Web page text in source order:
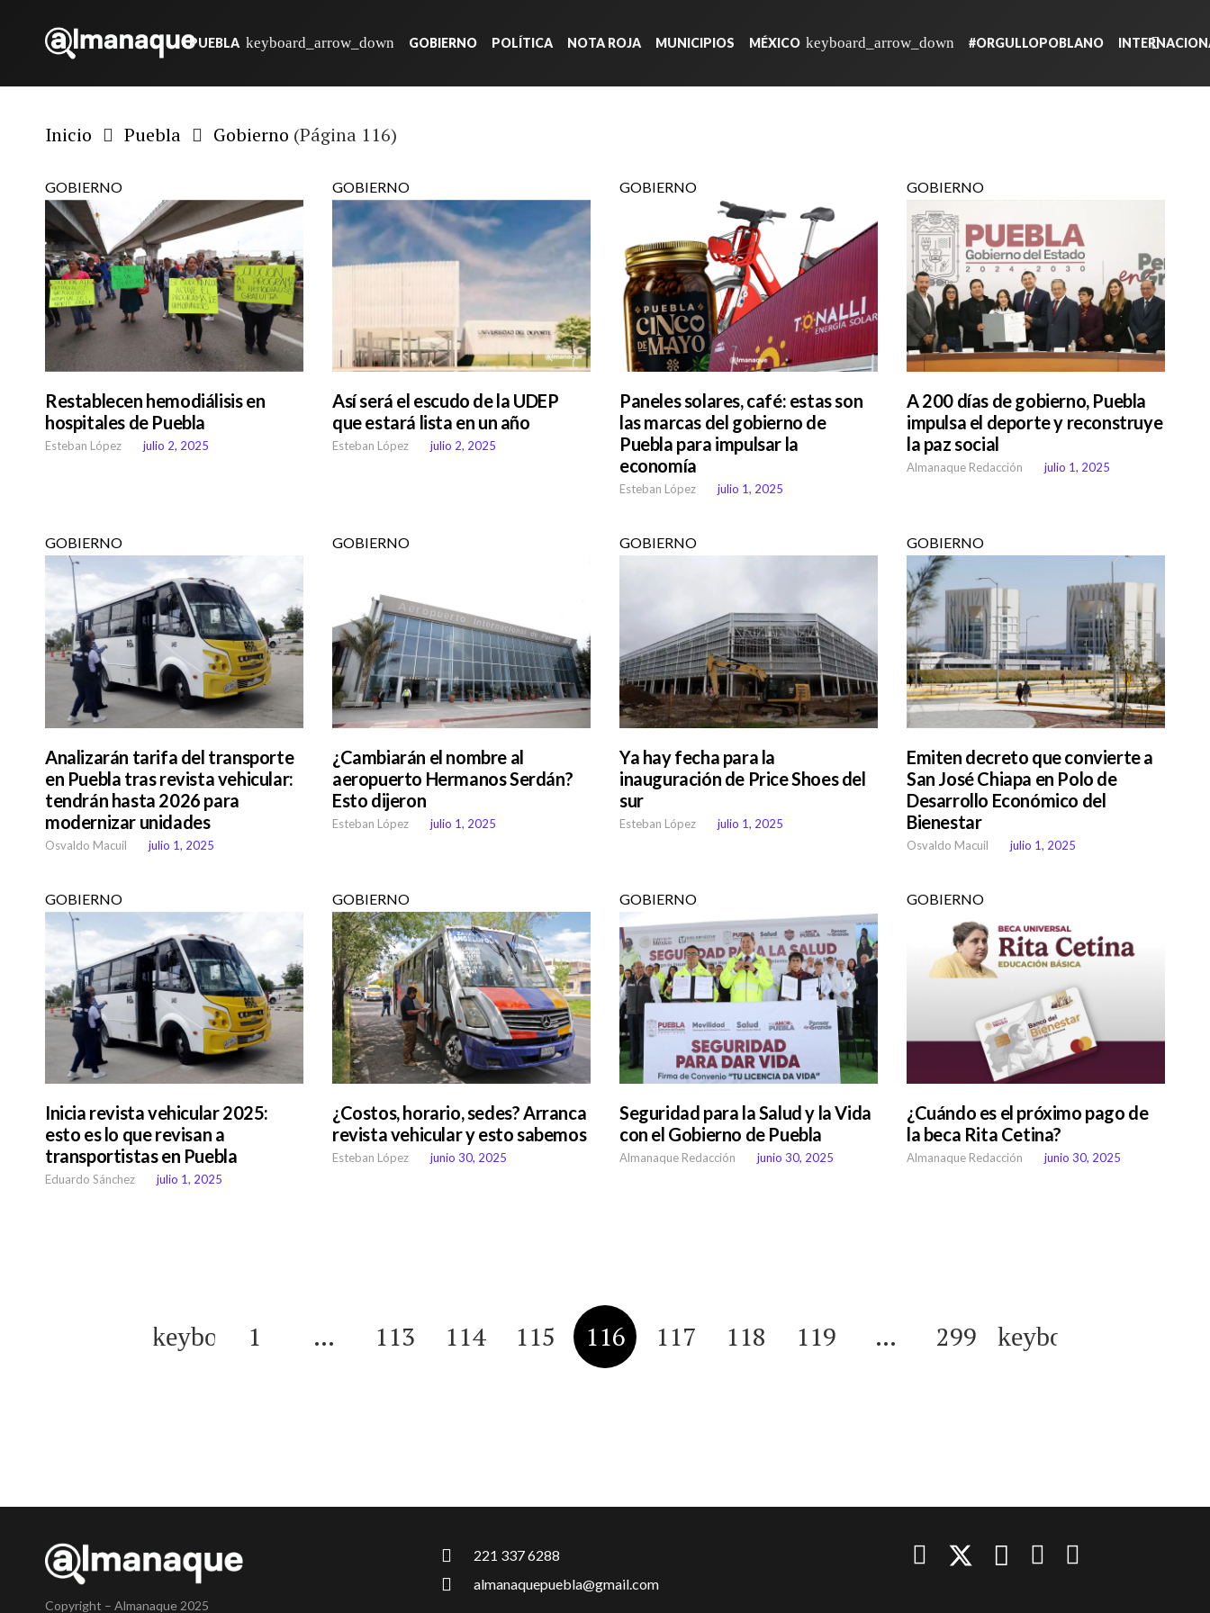
PUEBLA GOBIERNO POLÍTICA NOTA ROJA MUNICIPIOS MÉXICO #ORGULLOPOBLANO
Inicio Puebla Gobierno (Página 116)
GOBIERNO
Restablecen hemodiálisis en
hospitales de Puebla
Esteban López julio 2, 2025
GOBIERNO
Así será el escudo de la UDEP
que estará lista en un año
Esteban López julio 2, 2025
GOBIERNO
Paneles solares, café: estas son
las marcas del gobierno de
Puebla para impulsar la
economía
Esteban López julio 1, 2025
GOBIERNO
A 200 días de gobierno, Puebla
impulsa el deporte y reconstruye
la paz social
Almanaque Redacción julio 1, 2025
GOBIERNO
Analizarán tarifa del transporte
en Puebla tras revista vehicular:
tendrán hasta 2026 para
modernizar unidades
Osvaldo Macuil julio 1, 2025
GOBIERNO
¿Cambiarán el nombre al
aeropuerto Hermanos Serdán?
Esto dijeron
Esteban López julio 1, 2025
GOBIERNO
Ya hay fecha para la
inauguración de Price Shoes del
sur
Esteban López julio 1, 2025
GOBIERNO
Emiten decreto que convierte a
San José Chiapa en Polo de
Desarrollo Económico del
Bienestar
Osvaldo Macuil julio 1, 2025
GOBIERNO
Inicia revista vehicular 2025:
esto es lo que revisan a
transportistas en Puebla
Eduardo Sánchez julio 1, 2025
GOBIERNO
¿Costos, horario, sedes? Arranca
revista vehicular y esto sabemos
Esteban López junio 30, 2025
GOBIERNO
Seguridad para la Salud y la Vida
con el Gobierno de Puebla
Almanaque Redacción junio 30, 2025
GOBIERNO
¿Cuándo es el próximo pago de
la beca Rita Cetina?
Almanaque Redacción junio 30, 2025
1 … 113 114 115 116 117 118 119 … 299
Copyright – Almanaque 2025
221 337 6288
almanaquepuebla@gmail.com